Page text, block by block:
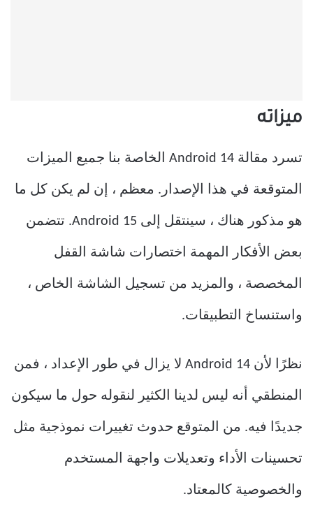
ميزاته
تسرد مقالة Android 14 الخاصة بنا جميع الميزات
المتوقعة في هذا الإصدار. معظم ، إن لم يكن كل ما
هو مذكور هناك ، سينتقل إلى Android 15. تتضمن
بعض الأفكار المهمة اختصارات شاشة القفل
المخصصة ، والمزيد من تسجيل الشاشة الخاص ،
واستنساخ التطبيقات.
نظرًا لأن Android 14 لا يزال في طور الإعداد ، فمن
المنطقي أنه ليس لدينا الكثير لنقوله حول ما سيكون
جديدًا فيه. من المتوقع حدوث تغييرات نموذجية مثل
تحسينات الأداء وتعديلات واجهة المستخدم
والخصوصية كالمعتاد.